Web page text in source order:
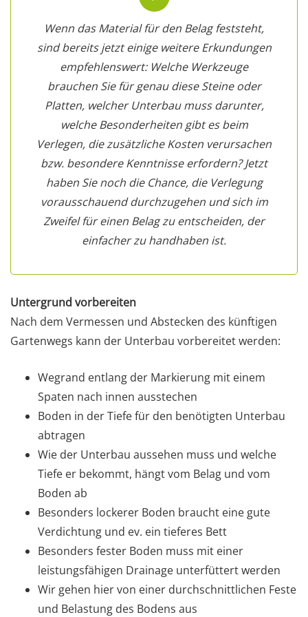
Wenn das Material für den Belag feststeht,
sind bereits jetzt einige weitere Erkundungen
empfehlenswert: Welche Werkzeuge
brauchen Sie für genau diese Steine oder
Platten, welcher Unterbau muss darunter,
welche Besonderheiten gibt es beim
Verlegen, die zusätzliche Kosten verursachen
bzw. besondere Kenntnisse erfordern? Jetzt
haben Sie noch die Chance, die Verlegung
vorausschauend durchzugehen und sich im
Zweifel für einen Belag zu entscheiden, der
einfacher zu handhaben ist.
Untergrund vorbereiten
Nach dem Vermessen und Abstecken des künftigen
Gartenwegs kann der Unterbau vorbereitet werden:
Wegrand entlang der Markierung mit einem
Spaten nach innen ausstechen
Boden in der Tiefe für den benötigten Unterbau
abtragen
Wie der Unterbau aussehen muss und welche
Tiefe er bekommt, hängt vom Belag und vom
Boden ab
Besonders lockerer Boden braucht eine gute
Verdichtung und ev. ein tieferes Bett
Besonders fester Boden muss mit einer
leistungsfähigen Drainage unterfüttert werden
Wir gehen hier von einer durchschnittlichen Feste
und Belastung des Bodens aus